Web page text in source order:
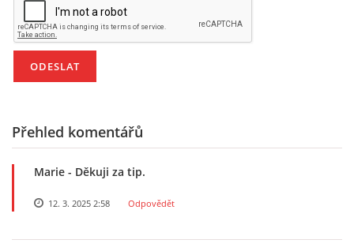
SVĚTOVÝ DEN VODY 22. BŘEZEN
RECENZE NA KNIHY
MIKULÁŠSKÁ NADÍLKA
Přehled komentářů
Marie - Děkuji za tip.
12. 3. 2025 2:58 Odpovědět